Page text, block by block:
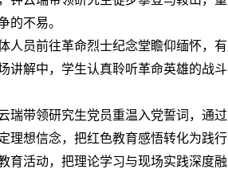
的不易。
员前往革命烈士纪念堂瞻仰缅怀，有
讲解中，学生认真聆听革命英雄的战
带领研究生党员重温入党誓词，通过
理想信念，把红色教育感悟转化为践行
活动，把理论学习与现场实践深度融